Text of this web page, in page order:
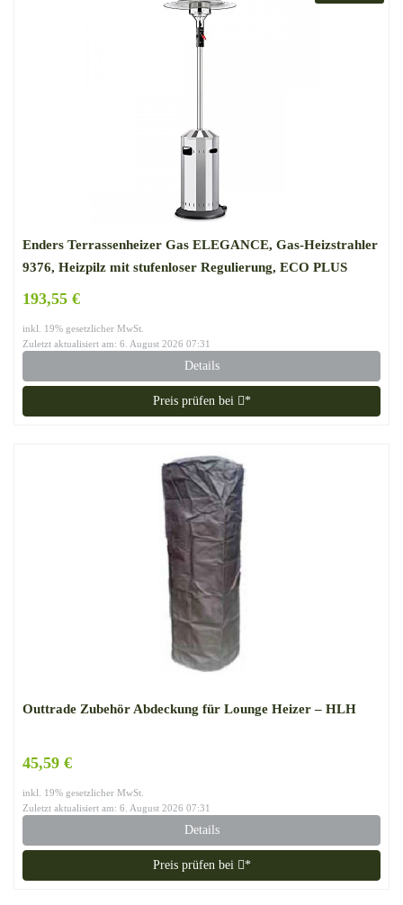
Enders Terrassenheizer Gas ELEGANCE, Gas-Heizstrahler
9376, Heizpilz mit stufenloser Regulierung, ECO PLUS
193,55 €
inkl. 19% gesetzlicher MwSt.
Zuletzt aktualisiert am: 6. August 2026 07:31
Details
Preis prüfen bei *
Outtrade Zubehör Abdeckung für Lounge Heizer – HLH
45,59 €
inkl. 19% gesetzlicher MwSt.
Zuletzt aktualisiert am: 6. August 2026 07:31
Details
Preis prüfen bei *